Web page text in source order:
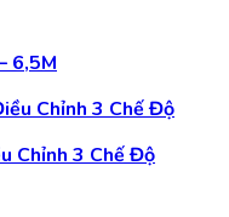
6,5M
Chỉnh 3 Chế Độ